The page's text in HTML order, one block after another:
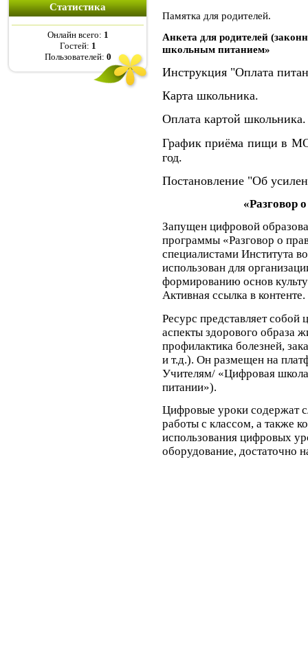
Статистика
Онлайн всего: 1
Гостей: 1
Пользователей: 0
Памятка для родителей.
Анкета для родителей
школьным питанием»
Инструкция "Оплата
Карта школьника.
Оплата картой школьника.
График приёма пищи в
год.
Постановление "Об
«Разговор
Запущен цифровой
программы «Разговор о
специалистами Института
использован для
формированию основ
Активная ссылка в контенте.
Ресурс представляет
аспекты здорового образа
профилактика болезней,
и т.д.). Он размещен на
Учителям/ «Цифровая
питании»).
Цифровые уроки содержат
работы с классом, а также
использования цифровых
оборудование, достаточно